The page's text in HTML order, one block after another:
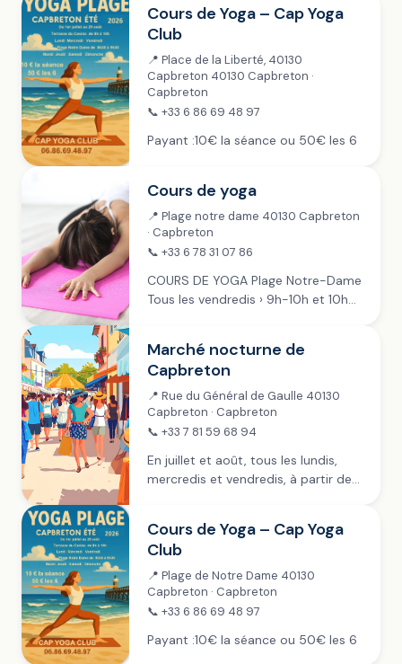
~ vendredi Payant :...
Cours de Yoga – Cap Yoga
Club
📍 Place de la Liberté, 40130
Capbreton 40130 Capbreton ·
Capbreton
📞 +33 6 86 69 48 97
Payant :10€ la séance ou 50€ les 6
Cours de yoga
📍 Plage notre dame 40130 Capbreton
· Capbreton
📞 +33 6 78 31 07 86
COURS DE YOGA Plage Notre-Dame
Tous les vendredis › 9h-10h et 10h-
Payant : 15 € la...
Marché nocturne de
Capbreton
📍 Rue du Général de Gaulle 40130
Capbreton · Capbreton
📞 +33 7 81 59 68 94
En juillet et août, tous les lundis,
mercredis et vendredis, à partir de
L’Union des commerçants...
Cours de Yoga – Cap Yoga
Club
📍 Plage de Notre Dame 40130
Capbreton · Capbreton
📞 +33 6 86 69 48 97
Payant :10€ la séance ou 50€ les 6